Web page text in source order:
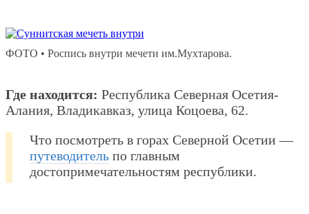
ФОТО • Роспись внутри мечети им.Мухтарова.
Где находится: Республика Северная Осетия-
Алания, Владикавказ, улица Коцоева, 62.
Что посмотреть в горах Северной Осетии —
путеводитель по главным
достопримечательностям республики.